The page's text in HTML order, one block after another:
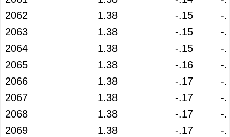
2062
1.38 -.15
-
2063
1.38 -.15
-
2064
1.38 -.15
-
2065
1.38 -.16
-
2066
1.38 -.17
-
2067
1.38 -.17
-
2068
1.38 -.17
-
2069
1.38 -.17
-